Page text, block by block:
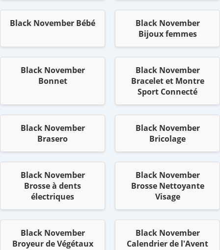
Black November Bébé
Black November
Bijoux femmes
Black November
Bonnet
Black November
Bracelet et Montre
Sport Connecté
Black November
Brasero
Black November
Bricolage
Black November
Brosse à dents
électriques
Black November
Brosse Nettoyante
Visage
Black November
Broyeur de Végétaux
Black November
Calendrier de l'Avent